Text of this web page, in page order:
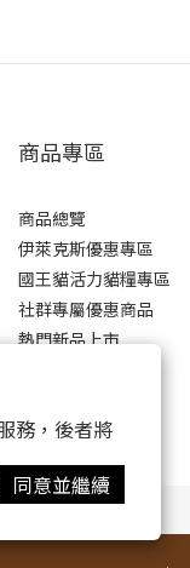
務，後者將
同意並繼續
商品專區
商品總覽
伊萊克斯優惠專區
國王貓活力貓糧專區
社群專屬優惠商品
熱門新品上市